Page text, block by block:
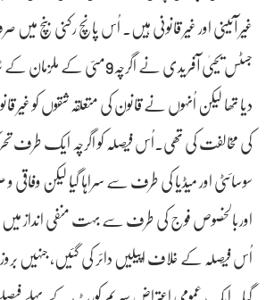
غیر آئینی اور غیر قانونی ہیں۔ اُس پانچ رکنی
جسٹس یحییٰ آفریدی نے
دیا تھا لیکن اُنہوں نے قانون کی متعلقہ شقوں کو غیر
کی مخالفت کی تھی۔اُس فیصلہ کو اگرچہ ایک
سوسائٹی اور میڈیا کی طرف سے سراہا گیا لیکن وفاقی
اوربالخصوص فوج کی طرف سے بہت منفی انداز میں
اُس فیصلہ کے خلاف اپیلیں دائر کی گئیں، جنہیں